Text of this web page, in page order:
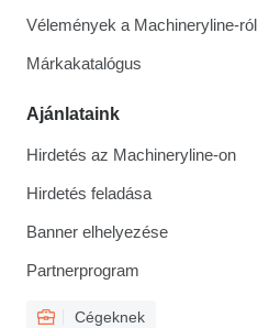
Vélemények a Machineryline-ról
Márkakatalógus
Ajánlataink
Hirdetés az Machineryline-on
Hirdetés feladása
Banner elhelyezése
Partnerprogram
Cégeknek